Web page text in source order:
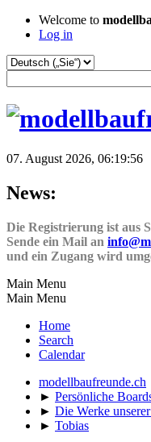
Welcome to
Log in
07. August 2026, 06:19:56
News:
Die Registrierung ist aus
Sende ein Mail an
und ein Zugang wird
Main Menu
Main Menu
Home
Search
Calendar
modellbaufreunde.ch
► Persönliche
► Die Werke
► Tobias